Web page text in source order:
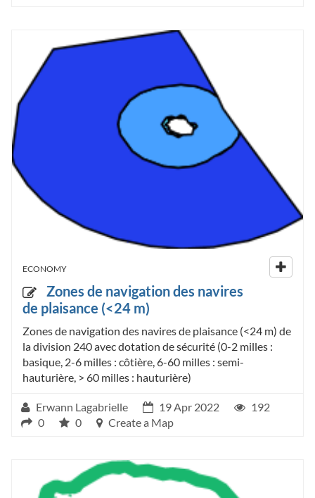
ECONOMY
Zones de navigation des navires
de plaisance (<24 m)
Zones de navigation des navires de plaisance (<24 m) de
la division 240 avec dotation de sécurité (0-2 milles :
basique, 2-6 milles : côtière, 6-60 milles : semi-
hauturière, > 60 milles : hauturière)
Erwann Lagabrielle 19 Apr 2022
192
0
0 Create a Map